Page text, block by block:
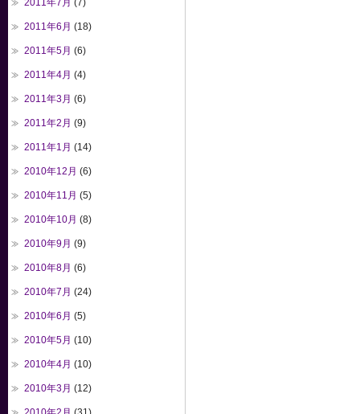
2011年7月 (7)
2011年6月 (18)
2011年5月 (6)
2011年4月 (4)
2011年3月 (6)
2011年2月 (9)
2011年1月 (14)
2010年12月 (6)
2010年11月 (5)
2010年10月 (8)
2010年9月 (9)
2010年8月 (6)
2010年7月 (24)
2010年6月 (5)
2010年5月 (10)
2010年4月 (10)
2010年3月 (12)